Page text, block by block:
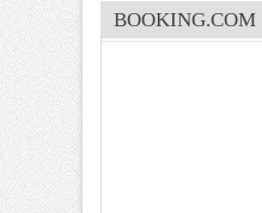
BOOKING.COM